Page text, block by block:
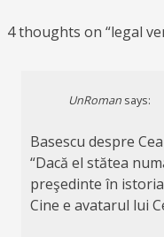
4 thoughts on “legal
UnRoman says:
Basescu despre
“Dacă el stătea
preşedinte în
Cine e avatarul lui